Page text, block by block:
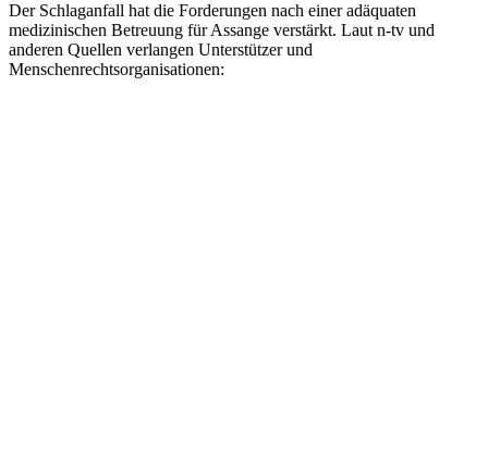
Der Schlaganfall hat die Forderungen nach einer adäquaten
medizinischen Betreuung für Assange verstärkt. Laut n-tv und
anderen Quellen verlangen Unterstützer und
Menschenrechtsorganisationen: